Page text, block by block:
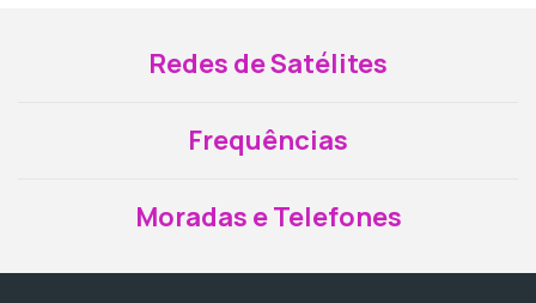
Redes de Satélites
Frequências
Moradas e Telefones